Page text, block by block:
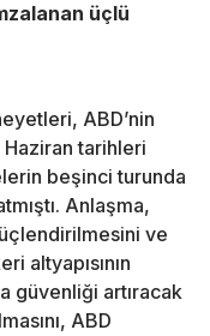
üçlü
ABD’nin
tarihleri
beşinci turunda
Anlaşma,
ve
altyapısının
güvenliği artıracak
ABD